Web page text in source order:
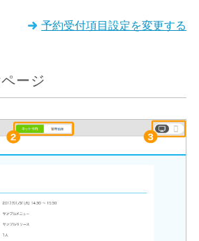
予約受付項目設定を変更する
ージ